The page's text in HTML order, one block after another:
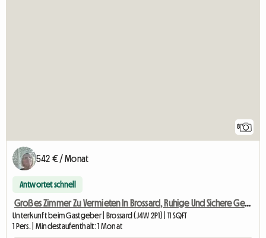
8
542 € / Monat
Antwortet schnell
Großes Zimmer Zu Vermieten In Brossard, Ruhige Und Sichere Gegend
Unterkunft beim Gastgeber | Brossard (J4W 2P1) | 11 SQFT
1 Pers. | Mindestaufenthalt: 1 Monat